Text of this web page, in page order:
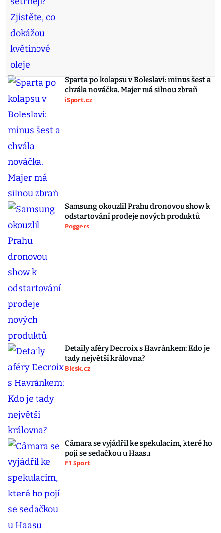
Sparta po kolapsu v Boleslavi: minus šest a
chvála nováčka. Majer má silnou zbraň
iSport.cz
Samsung okouzlil Prahu dronovou show k
odstartování prodeje nových produktů
Poggers
Detaily aféry Decroix s Havránkem: Kdo je
tady největší královna?
Blesk.cz
Câmara se vyjádřil ke spekulacím, které ho
pojí se sedačkou u Haasu
F1 Sport